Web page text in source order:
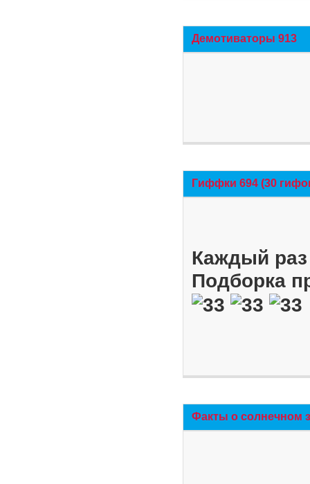
Демотиваторы 913
Гиффки 694 (30
Каждый
Подборка
Факты о солнечном